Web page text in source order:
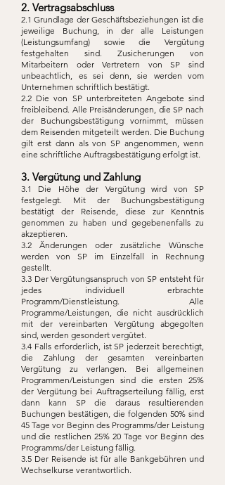
2. Vertragsabschluss
2.1 Grundlage der Geschäftsbeziehungen ist die
jeweilige Buchung, in der alle Leistungen
(Leistungsumfang) sowie die Vergütung
festgehalten sind. Zusicherungen von
Mitarbeitern oder Vertretern von SP sind
unbeachtlich, es sei denn, sie werden vom
Unternehmen schriftlich bestätigt.
2.2 Die von SP unterbreiteten Angebote sind
freibleibend. Alle Preisänderungen, die SP nach
der Buchungsbestätigung vornimmt, müssen
dem Reisenden mitgeteilt werden. Die Buchung
gilt erst dann als von SP angenommen, wenn
eine schriftliche Auftragsbestätigung erfolgt ist.
3. Vergütung und Zahlung
3.1 Die Höhe der Vergütung wird von SP
festgelegt. Mit der Buchungsbestätigung
bestätigt der Reisende, diese zur Kenntnis
genommen zu haben und gegebenenfalls zu
akzeptieren.
3.2 Änderungen oder zusätzliche Wünsche
werden von SP im Einzelfall in Rechnung
gestellt.
3.3 Der Vergütungsanspruch von SP entsteht für
jedes individuell erbrachte
Programm/Dienstleistung. Alle
Programme/Leistungen, die nicht ausdrücklich
mit der vereinbarten Vergütung abgegolten
sind, werden gesondert vergütet.
3.4 Falls erforderlich, ist SP jederzeit berechtigt,
die Zahlung der gesamten vereinbarten
Vergütung zu verlangen. Bei allgemeinen
Programmen/Leistungen sind die ersten 25%
der Vergütung bei Auftragserteilung fällig, erst
dann kann SP die daraus resultierenden
Buchungen bestätigen, die folgenden 50% sind
45 Tage vor Beginn des Programms/der Leistung
und die restlichen 25% 20 Tage vor Beginn des
Programms/der Leistung fällig.
3.5 Der Reisende ist für alle Bankgebühren und
Wechselkurse verantwortlich.